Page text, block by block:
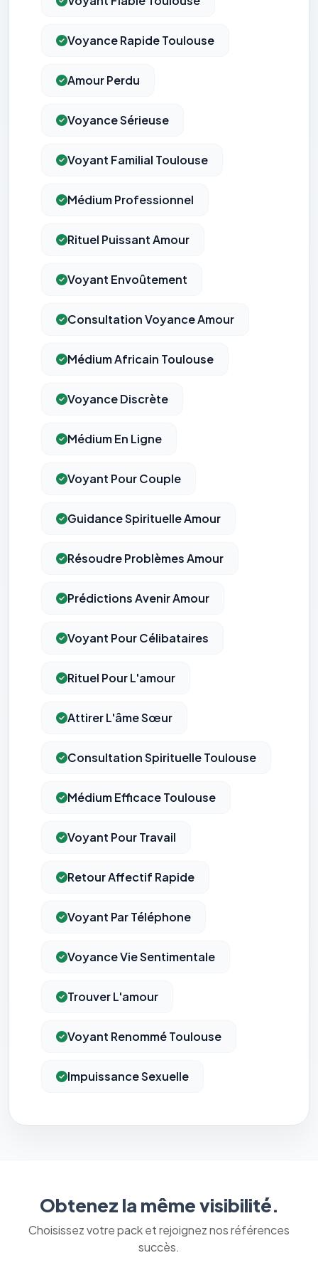
Voyance Rapide Toulouse
Amour Perdu
Voyance Sérieuse
Voyant Familial Toulouse
Médium Professionnel
Rituel Puissant Amour
Voyant Envoûtement
Consultation Voyance Amour
Médium Africain Toulouse
Voyance Discrète
Médium En Ligne
Voyant Pour Couple
Guidance Spirituelle Amour
Résoudre Problèmes Amour
Prédictions Avenir Amour
Voyant Pour Célibataires
Rituel Pour L'amour
Attirer L'âme Sœur
Consultation Spirituelle Toulouse
Médium Efficace Toulouse
Voyant Pour Travail
Retour Affectif Rapide
Voyant Par Téléphone
Voyance Vie Sentimentale
Trouver L'amour
Voyant Renommé Toulouse
Impuissance Sexuelle
Obtenez la même visibilité.
Choisissez votre pack et rejoignez nos références
succès.
Cookies essentiels TOUJOURS ACTIF
Nécessaires au fonctionnement du site : session, sécurité,
mémorisation de vos choix de consentement. Ils ne
peuvent pas être désactivés.